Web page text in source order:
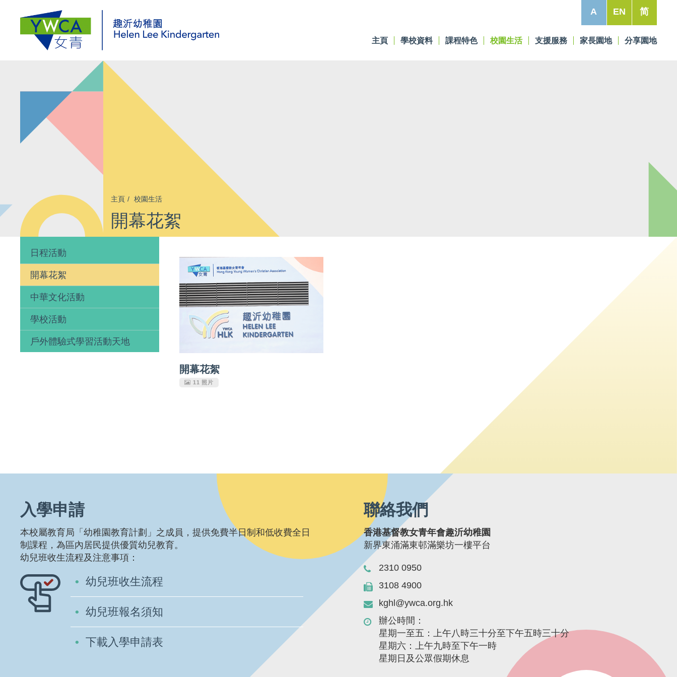
A EN 简
主頁 學校資料 課程特色 校園生活 支援服務 家長園地 分享園地
主頁 校園生活
開幕花絮
日程活動
開幕花絮
中華文化活動
學校活動
戶外體驗式學習活動天地
開幕花絮
11 照片
入學申請
本校屬教育局「幼稚園教育計劃」之成員，提供免費半日制和低收費全日
制課程，為區內居民提供優質幼兒教育。
幼兒班收生流程及注意事項：
幼兒班收生流程
幼兒班報名須知
下載入學申請表
聯絡我們
香港基督教女青年會趣沂幼稚園
新界東涌滿東邨滿樂坊一樓平台
2310 0950
3108 4900
kghl@ywca.org.hk
辦公時間：
星期一至五：上午八時三十分至下午五時三十分
星期六：上午九時至下午一時
星期日及公眾假期休息